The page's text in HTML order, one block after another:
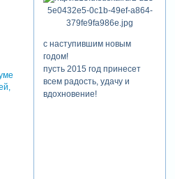
с наступившим новым
годом!
пусть 2015 год принесет
всем радость, удачу и
вдохновение!